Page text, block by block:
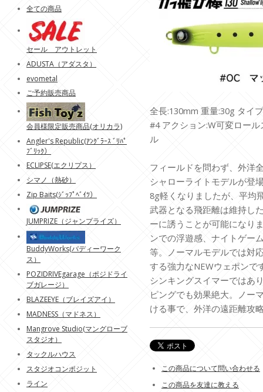
全長:130mm 重量:30g タイ
#4 アクション:W可変ロー
ル
フィールドを問わず、外洋
シャローライトモデルが登
8g軽くなりましたが、平均
武器となる飛距離は維持し
ーに誘うことが可能になり
ンでの浮遊感、ナイトゲー
等。ノーマルモデルでは対
する強力なNEWウェポンで
シンキングスイマーではあ
ピングでも効果絶大。ノー
ける事で、外洋の遠距離攻
この商品について問い合わせる
この商品を友達に教える
全ての商品
セール アウトレット
ADUSTA（アダスタ）
evometal
ご予約販売商品
会員様限定販売商品(オリカラ)
Angler's Republic(ｱﾝｸﾞﾗｰｽ ﾞﾘﾊﾟ
ﾌﾞﾘｯｸ）
ECLIPSE(エクリプス）
シマノ（熱砂）
Zip Baits(ｼﾞｯﾌﾟﾍﾞｲﾂ）
JUMPRIZE（ジャンプライズ）
BuddyWorks(バディーワーク
ス）
POZIDRIVEgarage（ポジドライ
ブガレージ）
BLAZEEYE（ブレイズアイ）
MADNESS（マドネス）
Mangrove Studio(マングローブ
スタジオ）
タックルハウス
スタジオコンポジット
ライン